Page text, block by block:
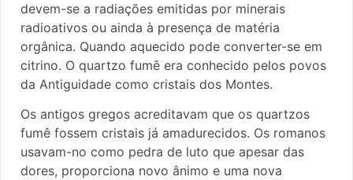
devem-se a radiações emitidas por minerais
radioativos ou ainda à presença de matéria
orgânica. Quando aquecido pode converter-se em
citrino. O quartzo fumê era conhecido pelos povos
da Antiguidade como cristais dos Montes.
Os antigos gregos acreditavam que os quartzos
fumê fossem cristais já amadurecidos. Os romanos
usavam-no como pedra de luto que apesar das
dores, proporciona novo ânimo e uma nova